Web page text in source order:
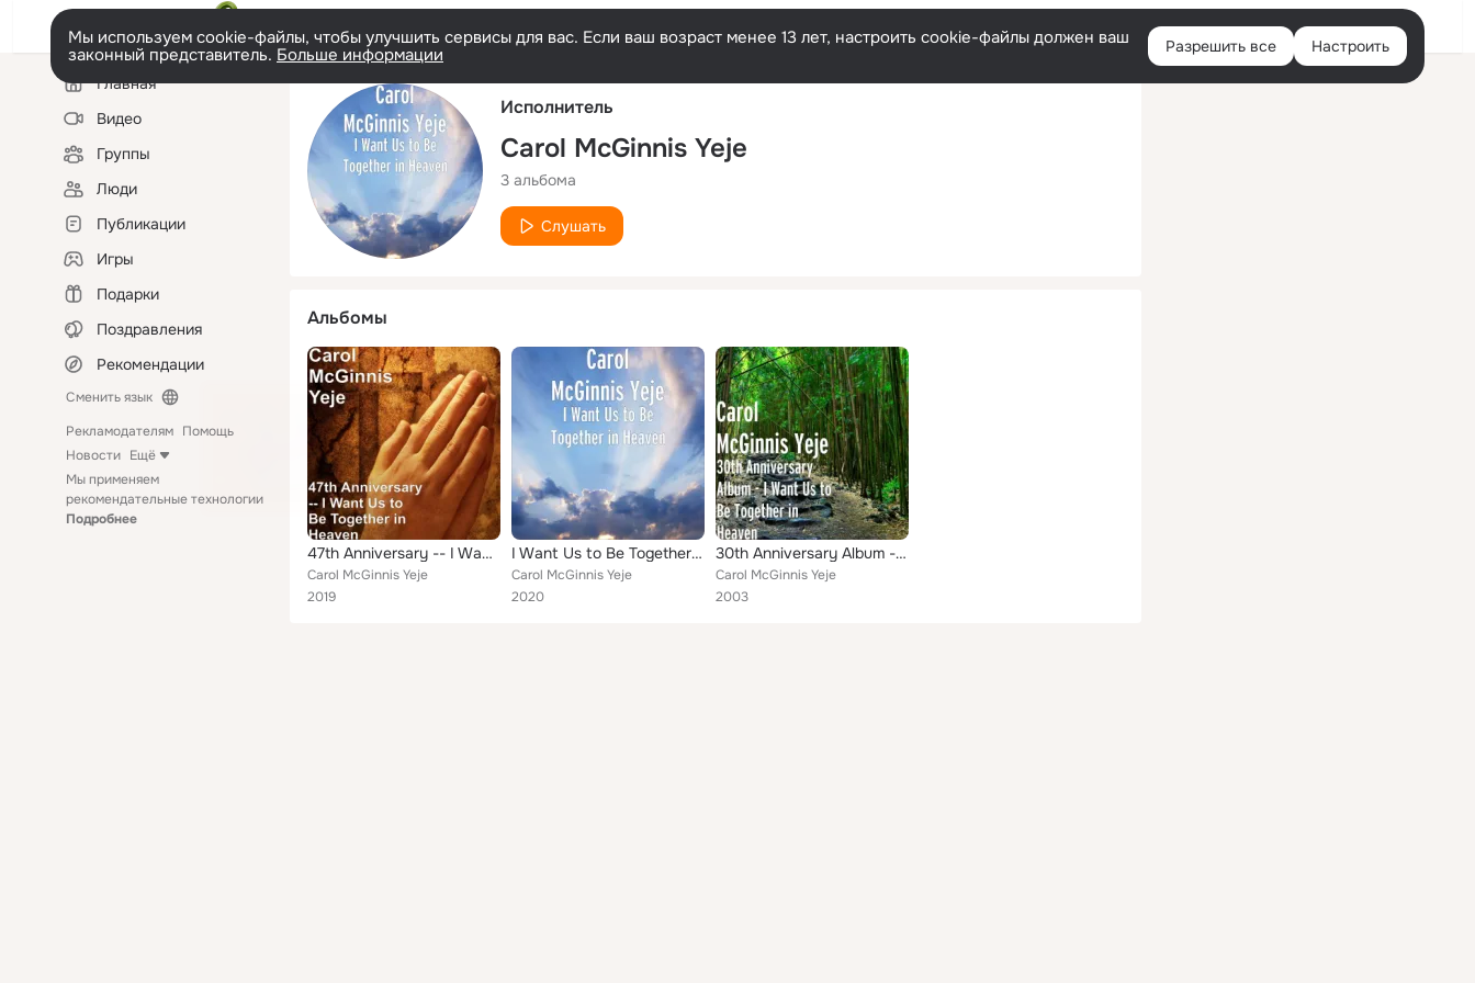
Русский Войти
Мы используем cookie-файлы, чтобы улучшить сервисы для вас. Если ваш возраст менее 13 лет, настроить cookie-файлы должен ваш
законный представитель. Больше информации Разрешить все Настроить
Левая
колонкаГлавная
Видео
Группы
Люди
Публикации
Игры
Подарки
Поздравления
Рекомендации
Сменить язык
Рекламодателям Помощь
Новости Ещё
Мы применяем
рекомендательные технологии
Подробнее
Исполнитель
Carol McGinnis Yeje
3 альбома
Слушать
Альбомы
47th Anniversary -- I Want Us to Be Together in Heaven
Carol McGinnis Yeje
2019
I Want Us to Be Together in Heaven
Carol McGinnis Yeje
2020
30th Anniversary Album - I Want Us to Be Together in Heaven
Carol McGinnis Yeje
2003